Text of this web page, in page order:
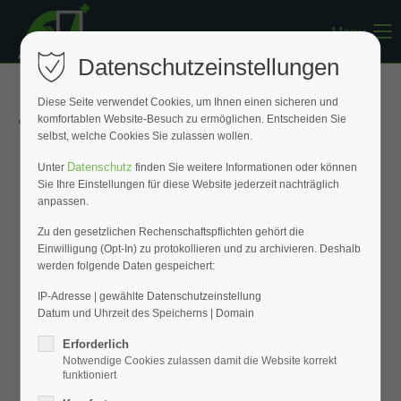
Register
Support
Lorem ipsum dolor sit amet:
24h/ 365days
Mon - Fri 8:00am - 5:00pm(GMT +1)
Get in touch
Cybersteel Inc.
Menu
« Zurück zur Übersicht
Datenschutzeinstellungen
Diese Seite verwendet Cookies, um Ihnen einen sicheren und
komfortablen Website-Besuch zu ermöglichen. Entscheiden Sie
selbst, welche Cookies Sie zulassen wollen.
Unter Datenschutz finden Sie weitere Informationen oder können
Sie Ihre Einstellungen für diese Website jederzeit nachträglich
anpassen.
Zu den gesetzlichen Rechenschaftspflichten gehört die
Einwilligung (Opt-In) zu protokollieren und zu archivieren. Deshalb
werden folgende Daten gespeichert:
IP-Adresse | gewählte Datenschutzeinstellung
Datum und Uhrzeit des Speicherns | Domain
Erforderlich
Notwendige Cookies zulassen damit die Website korrekt
funktioniert